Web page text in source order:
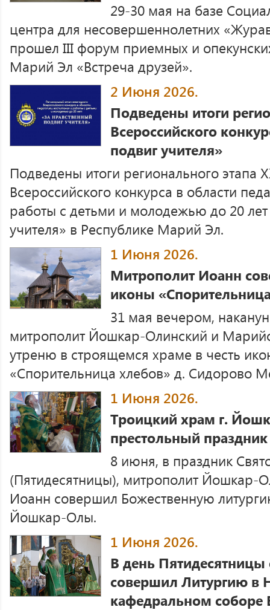
29-30 мая на базе
центра для несовершеннолетних
прошел III форум приемных и
Марий Эл «Встреча друзей».
2 Июня 2026.
Подведены итоги
Всероссийского
подвиг учителя»
Подведены итоги регионального этапа
Всероссийского конкурса в области
работы с детьми и молодежью до 20
учителя» в Республике Марий Эл.
1 Июня 2026.
Митрополит Иоанн
иконы
31 мая вечером,
митрополит Йошкар-Олинский и
утреню в строящемся храме в честь
«Спорительница хлебов» д. Сидорово
1 Июня 2026.
Троицкий храм г.
престольный праздник
8 июня, в праздник
(Пятидесятницы), митрополит Йошкар-
Иоанн совершил Божественную
Йошкар-Олы.
1 Июня 2026.
В день
совершил Литургию в
кафедральном соборе